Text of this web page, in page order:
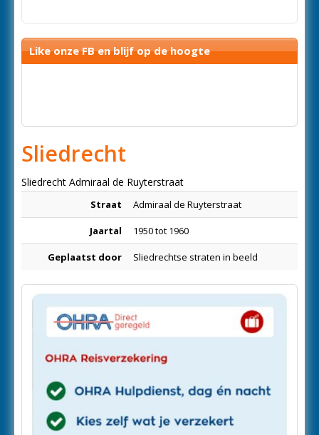
Like onze FB en blijf op de hoogte
Sliedrecht
Sliedrecht Admiraal de Ruyterstraat
Straat Admiraal de Ruyterstraat
Jaartal 1950 tot 1960
Geplaatst door Sliedrechtse straten in beeld